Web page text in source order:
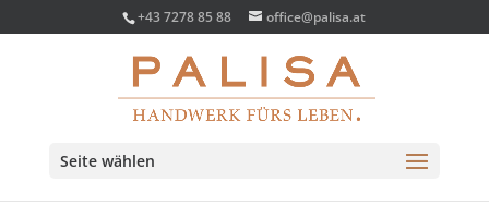
+43 7278 85 88 office@palisa.at
Seite wählen